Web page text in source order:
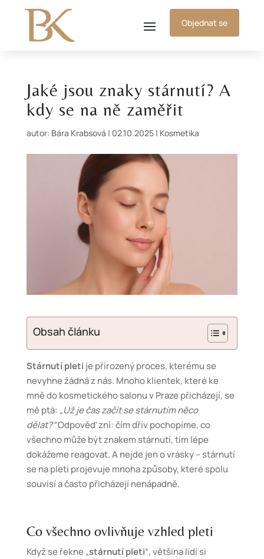
Objednat se
Jaké jsou znaky stárnutí? A
kdy se na ně zaměřit
autor: Bára Krabsová | 02.10.2025| Kosmetika
Obsah článku
Stárnutí pleti je přirozený proces, kterému se
nevyhne žádná z nás. Mnoho klientek, které ke
mně do kosmetického salonu v Praze přicházejí, se
mě ptá: „Už je čas začít se stárnutím něco
dělat?“Odpověď zní: čím dřív pochopíme, co
všechno může být znakem stárnutí, tím lépe
dokážeme reagovat. A nejde jen o vrásky – stárnutí
se na pleti projevuje mnoha způsoby, které spolu
souvisí a často přicházejí nenápadně.
Co všechno ovlivňuje vzhled pleti
Když se řekne „stárnutí pleti“, většina lidí si